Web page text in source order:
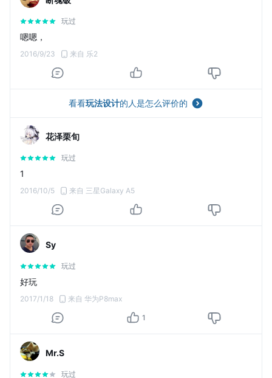
玩过
嗯嗯，
2016/9/23 来自 乐2
看看玩法设计的人是怎么评价的
花泽栗旬
玩过
1
2016/10/5 来自 三星Galaxy A5
Sy
玩过
好玩
2017/1/18 来自 华为P8max
1
Mr.S
玩过